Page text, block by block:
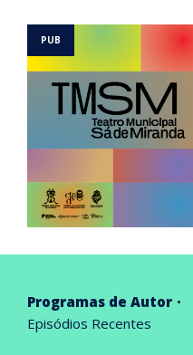
Programas de Autor
Episódios Recentes